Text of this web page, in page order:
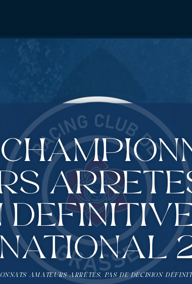
National
AMATEURS ARRÊTÉS, PAS DE DÉCISION